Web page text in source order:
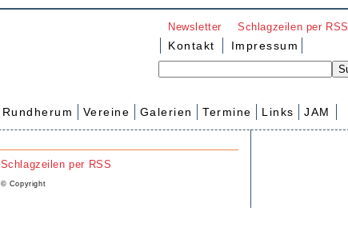
Newsletter Schlagzeilen per RSS
Kontakt Impressum
Rundherum Vereine Galerien Termine Links JAM
Schlagzeilen per RSS
© Copyright